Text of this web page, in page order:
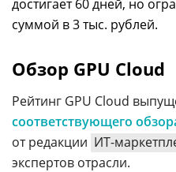
достигает 60 дней, но
суммой в 3 тыс. рублей.
Обзор GPU Cloud
Рейтинг GPU Cloud
соответствующего
от редакции ИТ-
экспертов отрасли.